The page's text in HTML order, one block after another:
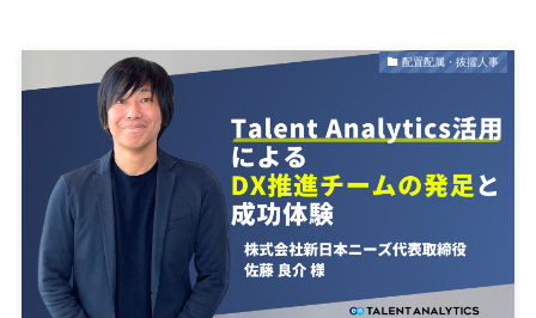
配置配属・抜擢人事